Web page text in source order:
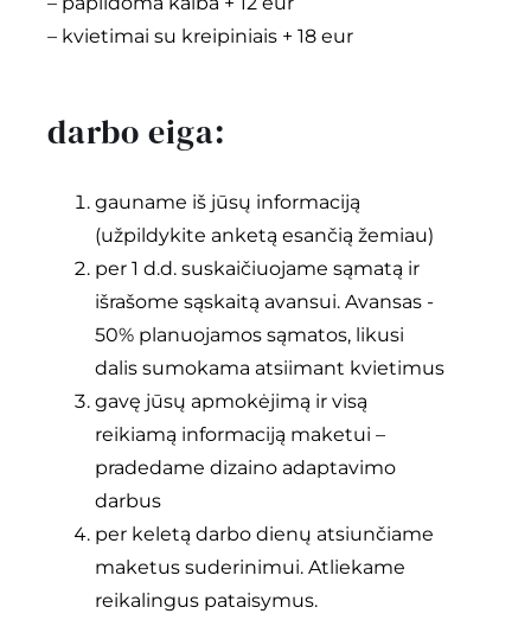
– kvietimai su kreipiniais + 18 eur
darbo eiga:
gauname iš jūsų informaciją
(užpildykite anketą esančią žemiau)
per 1 d.d. suskaičiuojame sąmatą ir
išrašome sąskaitą avansui. Avansas -
50% planuojamos sąmatos, likusi
dalis sumokama atsiimant kvietimus
gavę jūsų apmokėjimą ir visą
reikiamą informaciją maketui –
pradedame dizaino adaptavimo
darbus
per keletą darbo dienų atsiunčiame
maketus suderinimui. Atliekame
reikalingus pataisymus.